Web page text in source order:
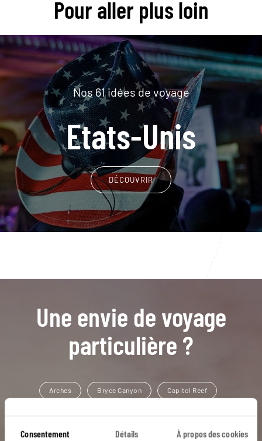
Consentement Détails À propos des cookies
Pour aller plus loin
Nos 61 idées de voyage
Etats-Unis
DÉCOUVRIR
Une envie de voyage
particulière ?
Arches Bryce Canyon Capitol Reef
Arizona Canyonlands Geyser